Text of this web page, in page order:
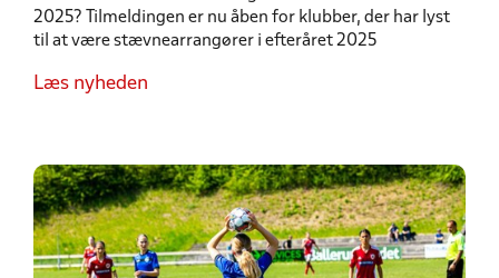
2025? Tilmeldingen er nu åben for klubber, der har lyst
til at være stævnearrangører i efteråret 2025
Læs nyheden